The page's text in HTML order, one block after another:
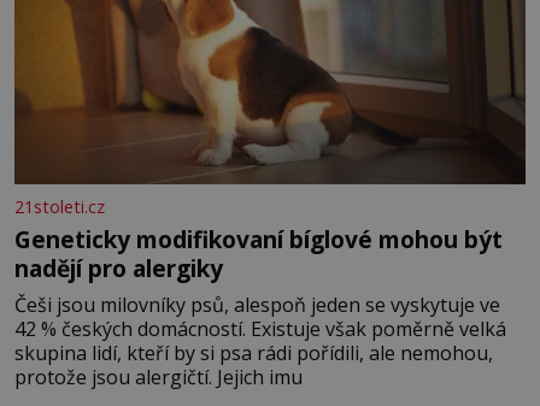
21stoleti.cz
Geneticky modifikovaní bíglové mohou být
nadějí pro alergiky
Češi jsou milovníky psů, alespoň jeden se vyskytuje ve
42 % českých domácností. Existuje však poměrně velká
skupina lidí, kteří by si psa rádi pořídili, ale nemohou,
protože jsou alergičtí. Jejich imu